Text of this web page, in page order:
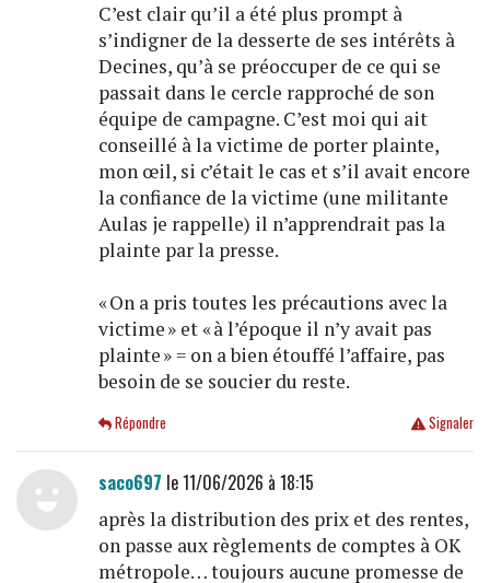
C’est clair qu’il a été plus prompt à
s’indigner de la desserte de ses intérêts à
Decines, qu’à se préoccuper de ce qui se
passait dans le cercle rapproché de son
équipe de campagne. C’est moi qui ait
conseillé à la victime de porter plainte,
mon œil, si c’était le cas et s’il avait encore
la confiance de la victime (une militante
Aulas je rappelle) il n’apprendrait pas la
plainte par la presse.
« On a pris toutes les précautions avec la
victime » et « à l’époque il n’y avait pas
plainte » = on a bien étouffé l’affaire, pas
besoin de se soucier du reste.
Signaler
Répondre
saco697 le 11/06/2026 à 18:15
après la distribution des prix et des rentes,
on passe aux règlements de comptes à OK
métropole… toujours aucune promesse de